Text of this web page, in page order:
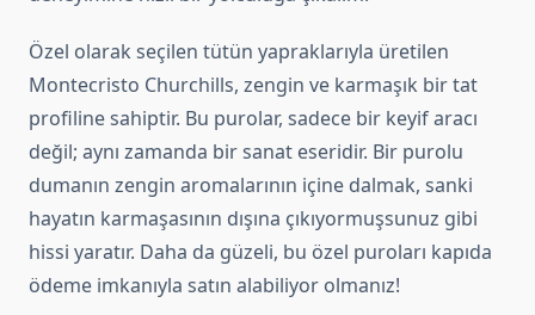
Özel olarak seçilen tütün yapraklarıyla üretilen
Montecristo Churchills, zengin ve karmaşık bir tat
profiline sahiptir. Bu purolar, sadece bir keyif aracı
değil; aynı zamanda bir sanat eseridir. Bir purolu
dumanın zengin aromalarının içine dalmak, sanki
hayatın karmaşasının dışına çıkıyormuşsunuz gibi
hissi yaratır. Daha da güzeli, bu özel puroları kapıda
ödeme imkanıyla satın alabiliyor olmanız!